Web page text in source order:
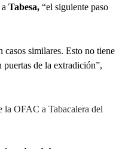
Tabesa, “el siguiente paso
casos similares. Esto no tiene
puertas de la extradición”,
OFAC a Tabacalera del